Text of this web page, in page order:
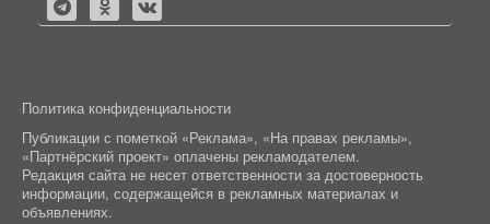
Политика конфиденциальности
Публикации с пометкой «Реклама», «На правах рекламы»,
«Партнёрский проект» оплачены рекламодателем.
Редакция сайта не несет ответственности за достоверность
информации, содержащейся в рекламных материалах и
объявлениях.